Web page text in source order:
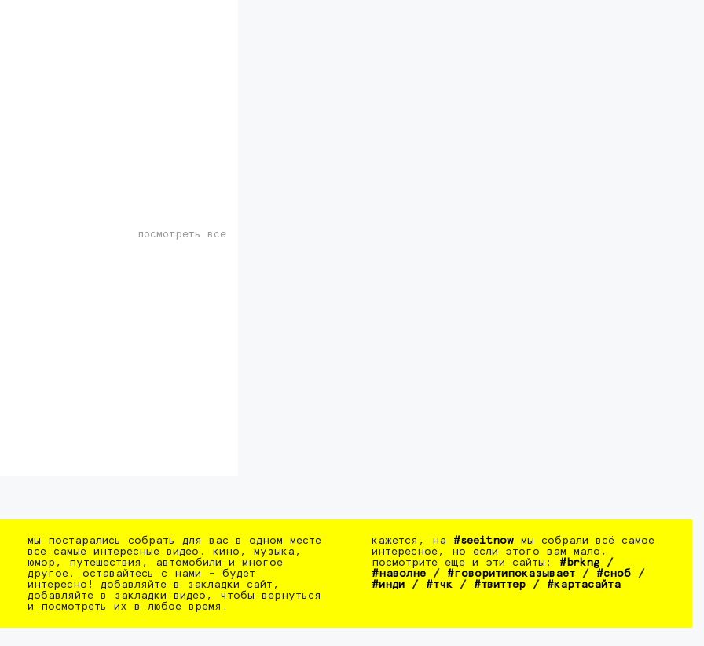
посмотреть все
мы постарались собрать для вас в одном месте
все самые интересные видео. кино, музыка,
юмор, путешествия, автомобили и многое
другое. оставайтесь с нами - будет
интересно! добавляйте в закладки сайт,
добавляйте в закладки видео, чтобы вернуться
и посмотреть их в любое время.
кажется, на #seeitnow мы собрали всё самое
интересное, но если этого вам мало,
посмотрите еще и эти сайты: #brkng /
#наволне / #говоритипоказывает / #сноб /
#инди / #тчк / #твиттер / #картасайта